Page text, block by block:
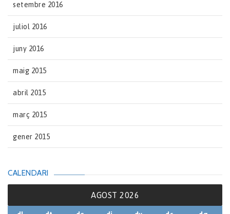
setembre 2016
juliol 2016
juny 2016
maig 2015
abril 2015
març 2015
gener 2015
CALENDARI
AGOST 2026